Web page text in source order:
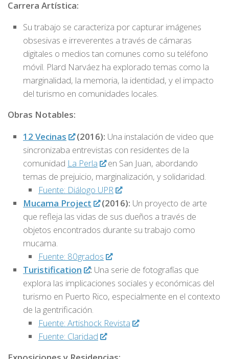
Carrera Artística:
Su trabajo se caracteriza por capturar imágenes
obsesivas e irreverentes a través de cámaras
digitales o medios tan comunes como su teléfono
móvil. Plard Narváez ha explorado temas como la
marginalidad, la memoria, la identidad, y el impacto
del turismo en comunidades locales.
Obras Notables:
12 Vecinas
(2016): Una instalación de video que
sincronizaba entrevistas con residentes de la
comunidad La Perla
en San Juan, abordando
temas de prejuicio, marginalización, y solidaridad.
Fuente: Diálogo UPR
Mucama Project
(2016): Un proyecto de arte
que refleja las vidas de sus dueños a través de
objetos encontrados durante su trabajo como
mucama.
Fuente: 80grados
Turistification
: Una serie de fotografías que
explora las implicaciones sociales y económicas del
turismo en Puerto Rico, especialmente en el contexto
de la gentrificación.
Fuente: Artishock Revista
Fuente: Claridad